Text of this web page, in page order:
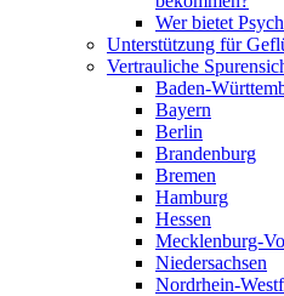
Wer bietet
Unterstützung für
Vertrauliche
Baden-
Bayern
Berlin
Brandenburg
Bremen
Hamburg
Hessen
Mecklenburg-
Niedersachsen
Nordrhein-